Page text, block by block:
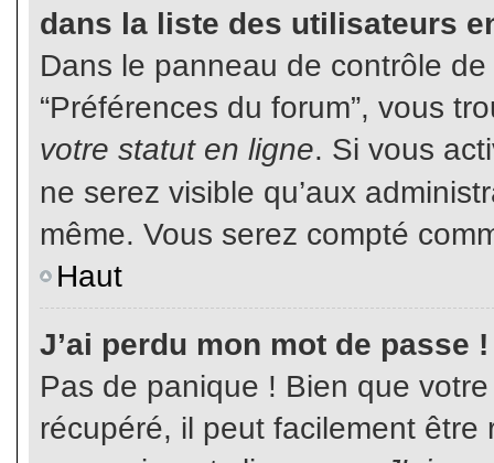
dans la liste des utilisateurs
Dans le panneau de contrôle
“Préférences du forum”, vous
votre statut en ligne. Si vous
ne serez visible qu’aux
même. Vous serez compté
Haut
J’ai perdu mon mot de passe !
Pas de panique ! Bien que
récupéré, il peut facilement